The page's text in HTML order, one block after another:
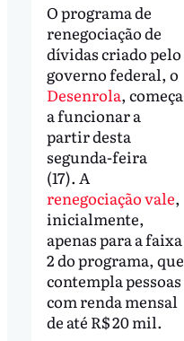
O programa de
renegociação de
dívidas criado pelo
governo federal, o
Desenrola, começa
a funcionar a
partir desta
segunda-feira
(17). A
renegociação vale,
inicialmente,
apenas para a faixa
2 do programa, que
contempla pessoas
com renda mensal
de até R$ 20 mil.